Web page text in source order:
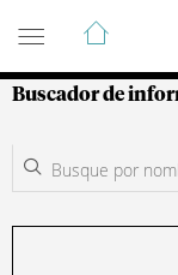
Guía de
Buscador de